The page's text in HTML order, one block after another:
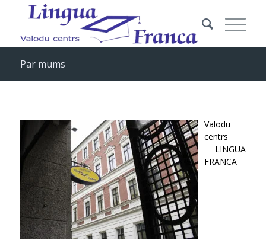
Par mums
Valodu
centrs
LINGUA
FRANCA